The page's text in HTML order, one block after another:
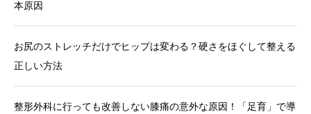
本原因
お尻のストレッチだけでヒップは変わる？硬さをほぐして整える
正しい方法
整形外科に行っても改善しない膝痛の意外な原因！「足育」で導